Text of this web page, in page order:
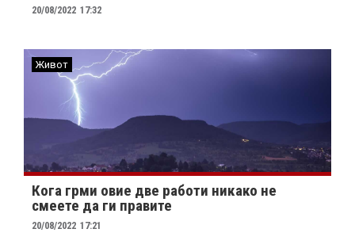
20/08/2022 17:32
Живот
Кога грми овие две работи никако не
смеете да ги правите
20/08/2022 17:21